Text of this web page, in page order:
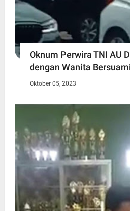
Oknum Perwira TNI AU
dengan Wanita
Oktober 05, 2023